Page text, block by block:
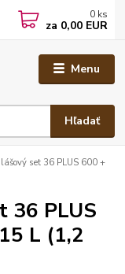
Menu
Hľadať
0 ks
za 0,00 EUR
set 36 PLUS 600 +
36 PLUS
L (1,2